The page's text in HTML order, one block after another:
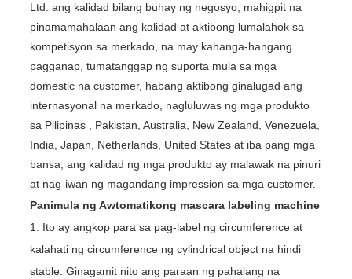
Ltd. ang kalidad bilang buhay ng negosyo, mahigpit na
pinamamahalaan ang kalidad at aktibong lumalahok sa
kompetisyon sa merkado, na may kahanga-hangang
pagganap, tumatanggap ng suporta mula sa mga
domestic na customer, habang aktibong ginalugad ang
internasyonal na merkado, nagluluwas ng mga produkto
sa Pilipinas , Pakistan, Australia, New Zealand, Venezuela,
India, Japan, Netherlands, United States at iba pang mga
bansa, ang kalidad ng mga produkto ay malawak na pinuri
at nag-iwan ng magandang impression sa mga customer.
Panimula ng Awtomatikong mascara labeling machine
1. Ito ay angkop para sa pag-label ng circumference at
kalahati ng circumference ng cylindrical object na hindi
stable. Ginagamit nito ang paraan ng pahalang na